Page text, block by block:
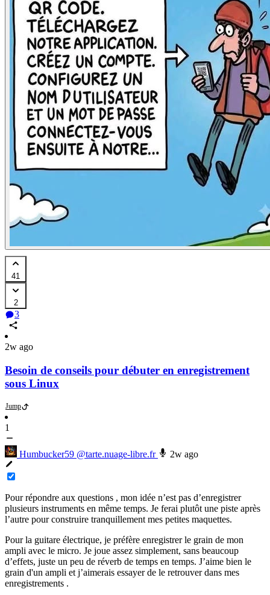
Le
parachute
41
2
3
2w ago
Besoin de conseils pour débuter en enregistrement
sous Linux
Jump
1
Humbucker59 @tarte.nuage-libre.fr 2w ago
Pour répondre aux questions , mon idée n’est pas d’enregistrer
plusieurs instruments en même temps. Je ferai plutôt une piste après
l’autre pour construire tranquillement mes petites maquettes.
Pour la guitare électrique, je préfère enregistrer le grain de mon
ampli avec le micro. Je joue assez simplement, sans beaucoup
d’effets, juste un peu de réverb de temps en temps. J’aime bien le
grain d'un ampli et j’aimerais essayer de le retrouver dans mes
enregistrements .